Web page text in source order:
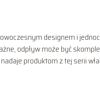
designem i
odpływ może być
produktom z tej serii